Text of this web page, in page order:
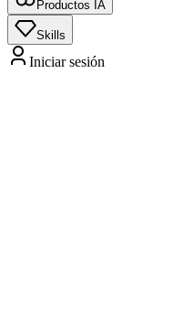
Productos IA
Skills
Iniciar sesión